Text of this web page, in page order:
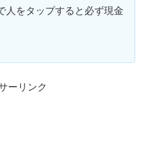
人をタップすると必ず現金
ーリンク